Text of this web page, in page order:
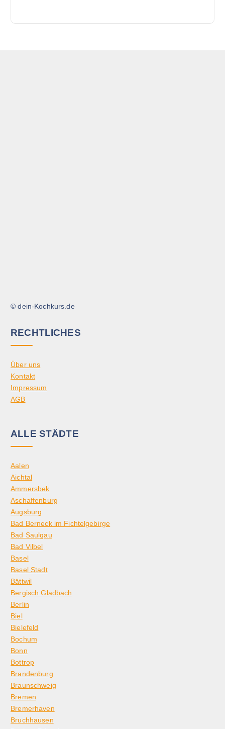
© dein-Kochkurs.de
RECHTLICHES
Über uns
Kontakt
Impressum
AGB
ALLE STÄDTE
Aalen
Aichtal
Ammersbek
Aschaffenburg
Augsburg
Bad Berneck im Fichtelgebirge
Bad Saulgau
Bad Vilbel
Basel
Basel Stadt
Bättwil
Bergisch Gladbach
Berlin
Biel
Bielefeld
Bochum
Bonn
Bottrop
Brandenburg
Braunschweig
Bremen
Bremerhaven
Bruchhausen